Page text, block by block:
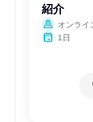
紹介
オンライ
1日